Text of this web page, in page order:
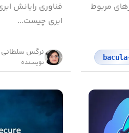
مربوط
فناوری رایانش
ابری چیست...
نرگس سلطانی
نویسنده